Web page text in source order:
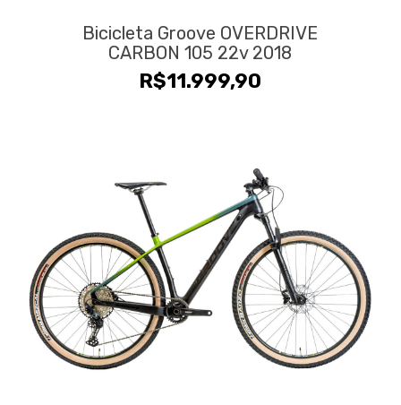
Bicicleta Groove OVERDRIVE
CARBON 105 22v 2018
R$11.999,90